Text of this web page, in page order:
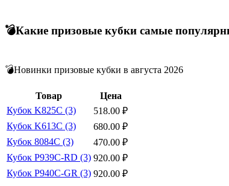
💣Какие призовые кубки самые
💣Новинки призовые кубки в августа 2026
Товар
Цена
Кубок K825C (3)
518.00 ₽
Кубок K613C (3)
680.00 ₽
Кубок 8084C (3)
470.00 ₽
Кубок P939C-RD (3) 920.00 ₽
Кубок P940C-GR (3) 920.00 ₽